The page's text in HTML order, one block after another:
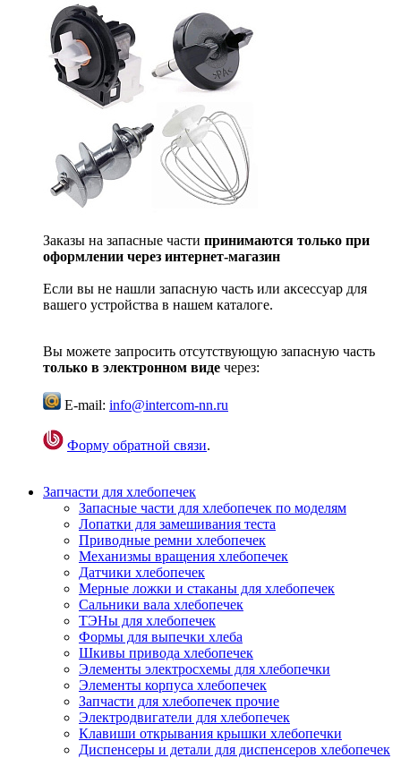
Заказы на запасные части принимаются только при
оформлении через интернет-магазин
Если вы не нашли запасную часть или аксессуар для
вашего устройства в нашем каталоге.
Вы можете запросить отсутствующую запасную часть
только в электронном виде через:
E-mail: info@intercom-nn.ru
Форму обратной связи.
Запчасти для хлебопечек
Запасные части для хлебопечек по моделям
Лопатки для замешивания теста
Приводные ремни хлебопечек
Механизмы вращения хлебопечек
Датчики хлебопечек
Мерные ложки и стаканы для хлебопечек
Сальники вала хлебопечек
ТЭНы для хлебопечек
Формы для выпечки хлеба
Шкивы привода хлебопечек
Элементы электросхемы для хлебопечки
Элементы корпуса хлебопечек
Запчасти для хлебопечек прочие
Электродвигатели для хлебопечек
Клавиши открывания крышки хлебопечки
Диспенсеры и детали для диспенсеров хлебопечек